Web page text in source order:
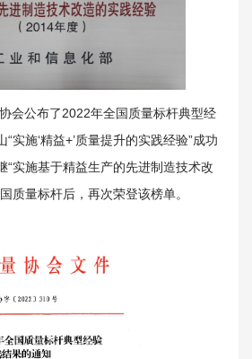
关于我们
会公布了2022年全国质量标杆典型经
实施‘精益+’质量提升的实践经验”成功
“实施基于精益生产的先进制造技术改
质量标杆后，再次荣登该榜单。